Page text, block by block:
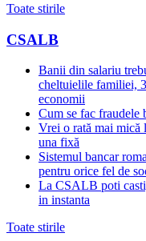
Toate stirile
CSALB
Banii din salariu
cheltuielile familiei,
economii
Cum se fac fraudele
Vrei o rată mai mică
una fixă
Sistemul bancar
pentru orice fel de
La CSALB poti
in instanta
Toate stirile